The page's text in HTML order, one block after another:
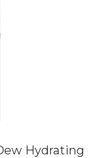
Hydrating